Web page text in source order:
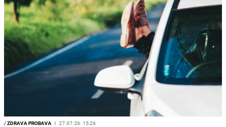
/ZDRAVA PROBAVA I 27.07.26. 15:26